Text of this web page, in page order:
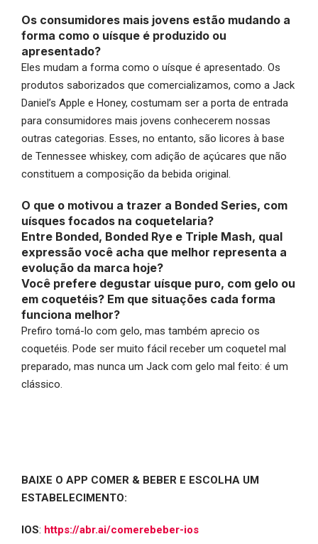
Os consumidores mais jovens estão mudando a
forma como o uísque é produzido ou
apresentado?
Eles mudam a forma como o uísque é apresentado. Os
produtos saborizados que comercializamos, como a Jack
Daniel’s Apple e Honey, costumam ser a porta de entrada
para consumidores mais jovens conhecerem nossas
outras categorias. Esses, no entanto, são licores à base
de Tennessee whiskey, com adição de açúcares que não
constituem a composição da bebida original.
O que o motivou a trazer a Bonded Series, com
uísques focados na coquetelaria?
Entre Bonded, Bonded Rye e Triple Mash, qual
expressão você acha que melhor representa a
evolução da marca hoje?
Você prefere degustar uísque puro, com gelo ou
em coquetéis? Em que situações cada forma
funciona melhor?
Prefiro tomá-lo com gelo, mas também aprecio os
coquetéis. Pode ser muito fácil receber um coquetel mal
preparado, mas nunca um Jack com gelo mal feito: é um
clássico.
BAIXE O APP COMER & BEBER E ESCOLHA UM
ESTABELECIMENTO:
IOS: https://abr.ai/comerebeber-ios